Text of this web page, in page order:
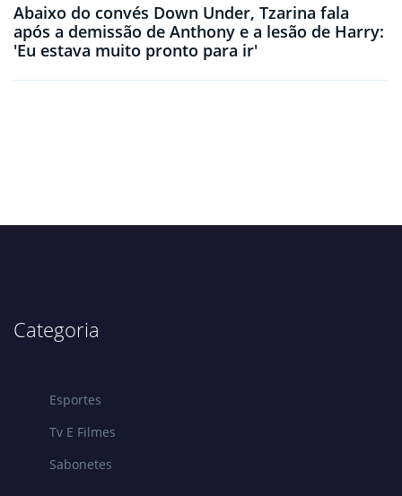
Abaixo do convés Down Under, Tzarina fala
após a demissão de Anthony e a lesão de Harry:
'Eu estava muito pronto para ir'
Categoria
Esportes
Tv E Filmes
Sabonetes